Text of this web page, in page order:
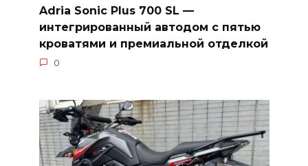
Adria Sonic Plus 700 SL —
интегрированный автодом с пятью
кроватями и премиальной отделкой
0